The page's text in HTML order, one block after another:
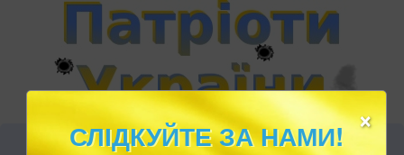
×
СЛІДКУЙТЕ ЗА НАМИ!